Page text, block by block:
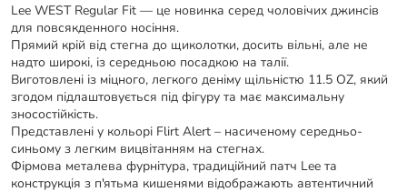
Lee WEST Regular Fit — це новинка серед чоловічих джинсів
для повсякденного носіння.
Прямий крій від стегна до щиколотки, досить вільні, але не
надто широкі, із середньою посадкою на талії.
Виготовлені із міцного, легкого деніму щільністю 11.5 OZ, який
згодом підлаштовується під фігуру та має максимальну
зносостійкість.
Представлені у кольорі Flirt Alert – насиченому середньо-
синьому з легким вицвітанням на стегнах.
Фірмова металева фурнітура, традиційний патч Lee та
конструкція з п'ятьма кишенями відображають автентичний